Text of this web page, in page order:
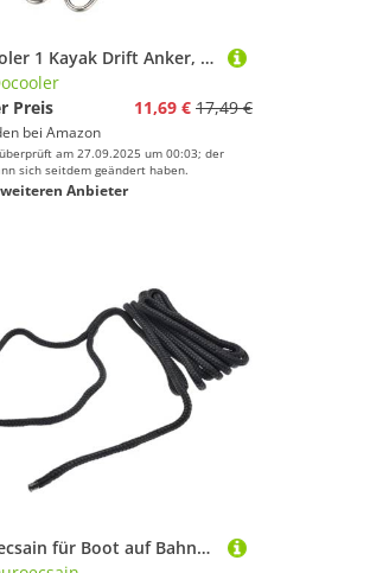
Docooler 1 Kayak Drift Anker, Abschleppseil, abschleppen, 9.1 m lang, Nylon Seil, Edelstahl Clips, Kajak Zubehör
Preis
11,69 € 17,49 €
bei Amazon
am 27.09.2025 um 00:03; der
sich seitdem geändert haben.
Anbieter
Duroecsain für Boot auf Bahnsteig | Abschleppseil für Boot mit integrierter Öse, sichere Befestigung für Kanu, Wasserski, Rafting, Segeln, Ponton und Wassersport